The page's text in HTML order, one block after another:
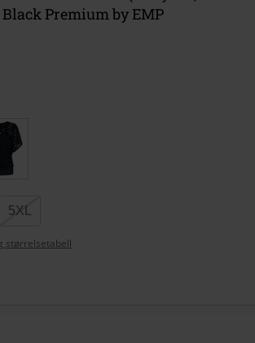
Premium by EMP
5XL
størrelsetabell